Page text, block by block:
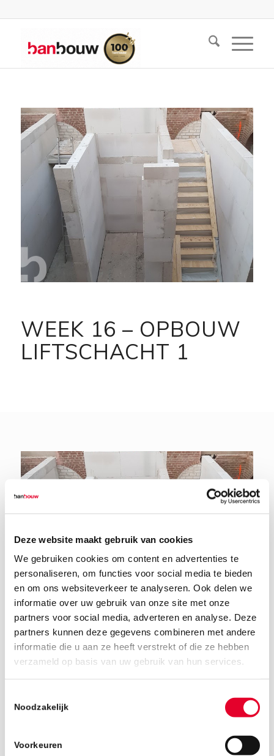
Deze website maakt gebruik van cookies
We gebruiken cookies om content en advertenties te
personaliseren, om functies voor social media te bieden
en om ons websiteverkeer te analyseren. Ook delen we
informatie over uw gebruik van onze site met onze
partners voor social media, adverteren en analyse. Deze
partners kunnen deze gegevens combineren met andere
informatie die u aan ze heeft verstrekt of die ze hebben
verzameld op basis van uw gebruik van hun services.
Noodzakelijk
Voorkeuren
WEEK 16 – OPBOUW
LIFTSCHACHT 1
6 juli 2018